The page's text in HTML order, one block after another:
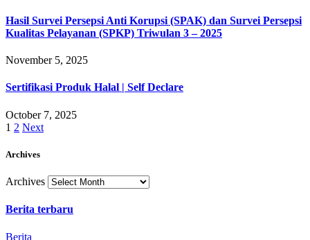
Hasil Survei Persepsi Anti Korupsi (SPAK) dan Survei Persepsi
Kualitas Pelayanan (SPKP) Triwulan 3 – 2025
November 5, 2025
Sertifikasi Produk Halal | Self Declare
October 7, 2025
1 2 Next
Archives
Archives
Berita terbaru
Berita